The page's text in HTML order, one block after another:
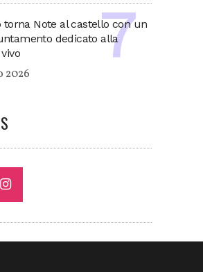
torna Note al castello con un
dedicato alla
2026